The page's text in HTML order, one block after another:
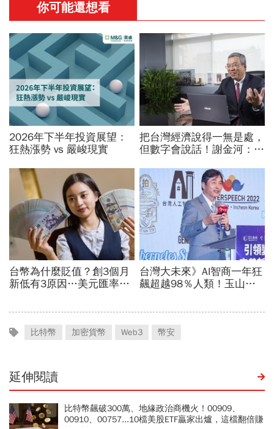
比特幣 加密貨幣 Web3 幣安
延伸閱讀
比特幣飆破300萬、地緣政治商機火！00909、
00910、00757...10檔美股ETF贏家出爐，這檔翻倍賺